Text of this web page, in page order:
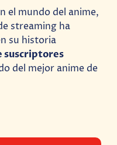
el mundo del anime,
streaming ha
su historia
suscriptores
del mejor anime de